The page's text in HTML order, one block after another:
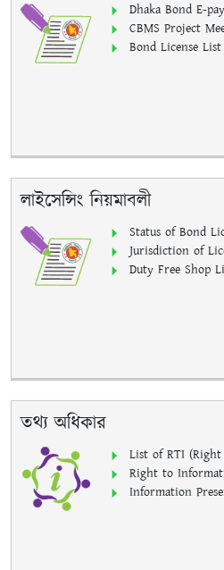
Dhaka Bond E-
CBMS Project
Bond License List
লাইসেন্সিং নিয়মাবলী
Status of Bond
Jurisdiction of
Duty Free Shop
তথ্য অধিকার
List of RTI
Right to
Information